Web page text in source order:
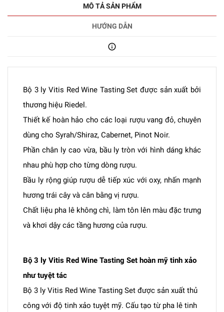
MÔ TẢ SẢN PHẨM
HƯỚNG DẪN
Bộ 3 ly Vitis Red Wine Tasting Set được sản xuất bởi
thương hiệu Riedel.
Thiết kế hoàn hảo cho các loại rượu vang đỏ, chuyên
dùng cho Syrah/Shiraz, Cabernet, Pinot Noir.
Phần chân ly cao vừa, bầu ly tròn với hình dáng khác
nhau phù hợp cho từng dòng rượu.
Bầu ly rộng giúp rượu dễ tiếp xúc với oxy, nhấn mạnh
hương trái cây và cân bằng vị rượu.
Chất liệu pha lê không chì, làm tôn lên màu đặc trưng
và khơi dậy các tầng hương của rượu.
Bộ 3 ly Vitis Red Wine Tasting Set hoàn mỹ tinh xảo
như tuyệt tác
Bộ 3 ly Vitis Red Wine Tasting Set được sản xuất thủ
công với độ tinh xảo tuyệt mỹ. Cấu tạo từ pha lê tinh